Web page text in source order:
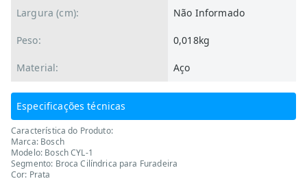
Largura (cm): Não Informado
Peso: 0,018kg
Material: Aço
Especificações técnicas
Característica do Produto:
Marca: Bosch
Modelo: Bosch CYL-1
Segmento: Broca Cilíndrica para Furadeira
Cor: Prata